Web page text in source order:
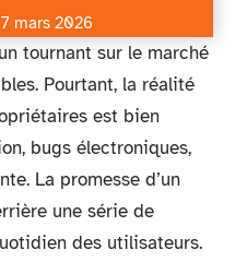
7 mars 2026
tournant sur le marché
Pourtant, la réalité
est bien
bugs électroniques,
La promesse d’un
une série de
des utilisateurs.